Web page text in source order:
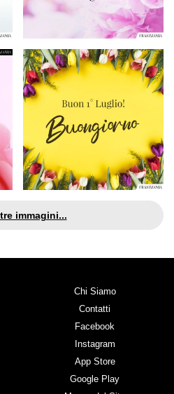
immagini...
Chi Siamo
Contatti
Facebook
Instagram
App Store
Google Play